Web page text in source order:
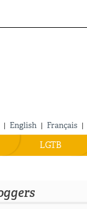
| English | Français |
LGTB